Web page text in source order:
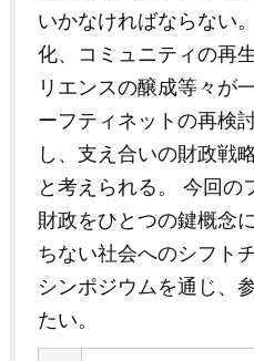
いかなければならない
化、コミュニティの再
リエンスの醸成等々が
ーフティネットの再検
し、支え合いの財政戦
と考えられる。 今回の
財政をひとつの鍵概念
ちない社会へのシフト
シンポジウムを通じ、
たい。